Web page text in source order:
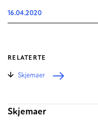
16.04.2020
RELATERTE
Skjemaer
Relaterte
Skjemaer